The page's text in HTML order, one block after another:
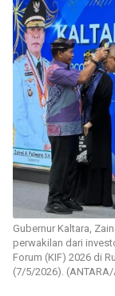
Gubernur Kaltara,
perwakilan dari
Forum (KIF) 2026 di
(7/5/2026).